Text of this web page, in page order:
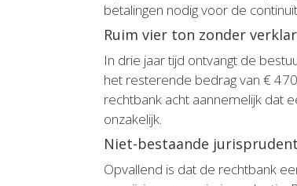
betalingen nodig voor de
Ruim vier ton zonder
In drie jaar tijd ontvangt de
het resterende bedrag van €
rechtbank acht aannemelijk dat
onzakelijk.
Niet-bestaande
Opvallend is dat de rechtbank